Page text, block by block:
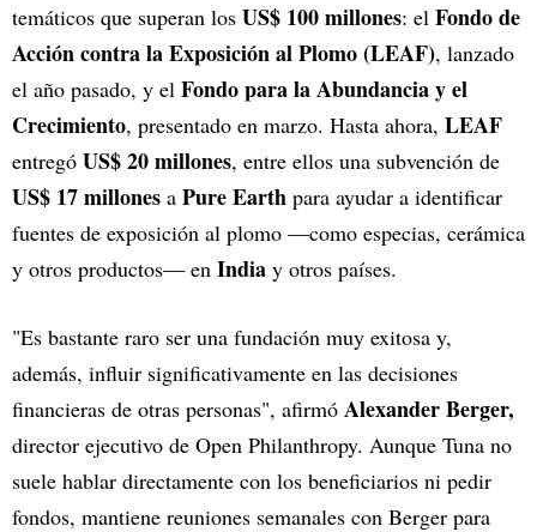
temáticos que superan los US$ 100 millones: el Fondo de
Acción contra la Exposición al Plomo (LEAF), lanzado
el año pasado, y el Fondo para la Abundancia y el
Crecimiento, presentado en marzo. Hasta ahora, LEAF
entregó US$ 20 millones, entre ellos una subvención de
US$ 17 millones a Pure Earth para ayudar a identificar
fuentes de exposición al plomo —como especias, cerámica
y otros productos— en India y otros países.
"Es bastante raro ser una fundación muy exitosa y,
además, influir significativamente en las decisiones
financieras de otras personas", afirmó Alexander Berger,
director ejecutivo de Open Philanthropy. Aunque Tuna no
suele hablar directamente con los beneficiarios ni pedir
fondos, mantiene reuniones semanales con Berger para